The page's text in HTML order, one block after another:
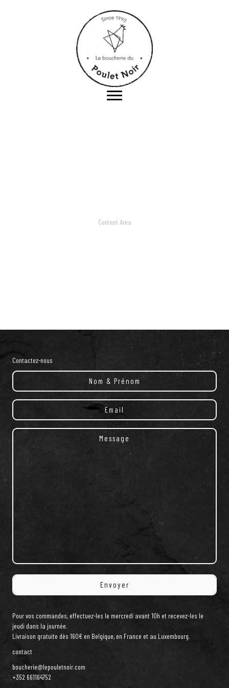
Content Area
Contactez-nous
Pour vos commandes, effectuez-les le mercredi avant 10h et recevez-les le
jeudi dans la journée.
Livraison gratuite dès 160€ en Belgique, en France et au Luxembourg.
contact
boucherie@lepouletnoir.com
+352 661164752